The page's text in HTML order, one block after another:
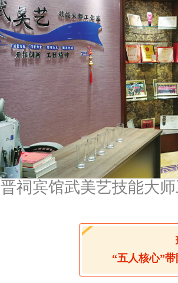
晋祠宾馆武美艺技能大
“五人核心”